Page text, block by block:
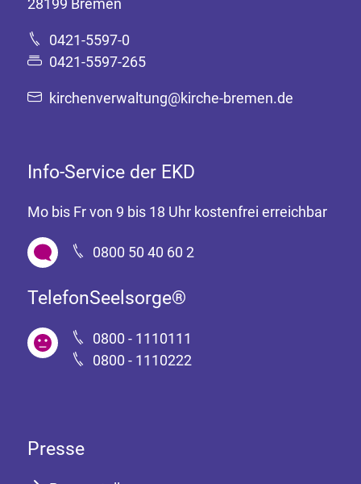
28199 Bremen
0421-5597-0
0421-5597-265
kirchenverwaltung@kirche-bremen.de
Info-Service der EKD
Mo bis Fr von 9 bis 18 Uhr kostenfrei erreichbar
0800 50 40 60 2
TelefonSeelsorge®
0800 - 1110111
0800 - 1110222
Presse